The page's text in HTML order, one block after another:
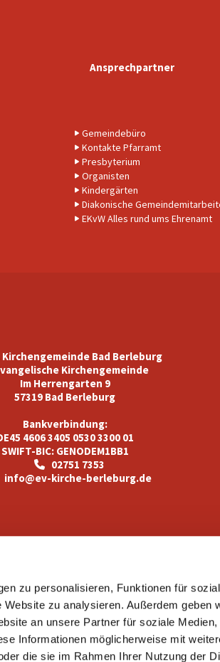
zu personalisieren, Funktionen für
zu analysieren. Außerdem geben
an unsere Partner für soziale Medien,
Informationen möglicherweise mit
die sie im Rahmen Ihrer Nutzung der
Ansprechpartner
Gemeindebüro
Kontakte Pfarramt
Presbyterium
Organisten
Kindergärten
Diakonische
EKvW Alles rund ums Ehrenamt
Bad Berleburg
Kirchengemeinde
Im Herrengarten 9
57319 Bad Berleburg
Bankverbindung:
4606 3405 0530 3300 01
SWIFT-BIC: GENODEM1BB1
02751 7353
kirche-berleburg.de